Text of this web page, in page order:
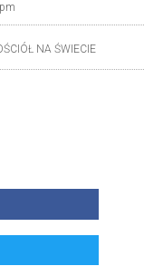
NA ŚWIECIE